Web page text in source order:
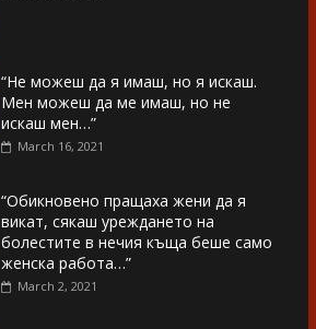
“Не можеш да я имаш, но я искаш.
Мен можеш да ме имаш, но не
искаш мен…”
March 16, 2021
“Обикновено пращаха жени да я
викат, сякаш уреждането на
болестите в нечия къща беше само
женска работа…”
March 2, 2021